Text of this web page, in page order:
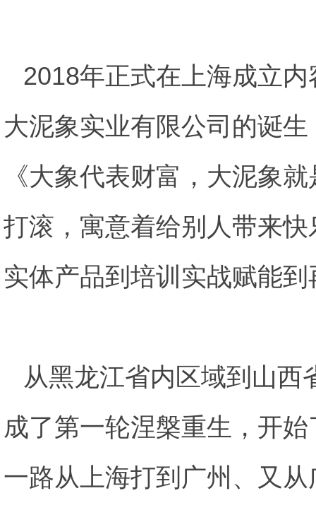
2018年正式在上海成立
大泥象实业有限公司的诞
《大象代表财富，大泥象
打滚，寓意着给别人带来
实体产品到培训实战赋能
从黑龙江省内区域到山西
成了第一轮涅槃重生，开
一路从上海打到广州、又